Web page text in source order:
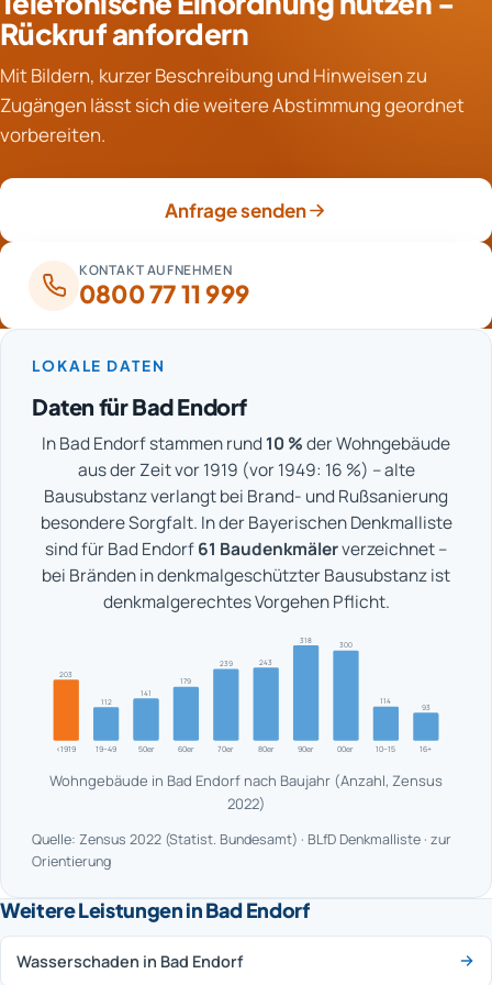
Zeit stärker festsetzen. Daraus ergibt sich, ob eine
Behandlung genügt oder mehrere Durchgänge
erforderlich sind.
Rückruf anfordern
Mit Bildern, kurzer Beschreibung und Hinweisen zu
Zugängen lässt sich die weitere Abstimmung geordnet
vorbereiten.
Anfrage senden
KONTAKT AUFNEHMEN
0800 77 11 999
LOKALE DATEN
Daten für Bad Endorf
In Bad Endorf stammen rund 10 %der Wohngebäude
aus der Zeit vor 1919 (vor 1949: 16 %) – alte
Bausubstanz verlangt bei Brand- und Rußsanierung
besondere Sorgfalt. In der Bayerischen Denkmalliste
sind für Bad Endorf61 Baudenkmälerverzeichnet –
bei Bränden in denkmalgeschützter Bausubstanz ist
denkmalgerechtes Vorgehen Pflicht.
<1919
203
19–49
112
50er
141
60er
179
70er
239
80er
243
90er
318
00er
300
10–15
114
16+
93
Wohngebäude in Bad Endorf nach Baujahr (Anzahl, Zensus
2022)
Quelle: Zensus 2022 (Statist. Bundesamt) · BLfD Denkmalliste · zur
Orientierung
Weitere Leistungen in Bad Endorf
Wasserschaden in Bad Endorf